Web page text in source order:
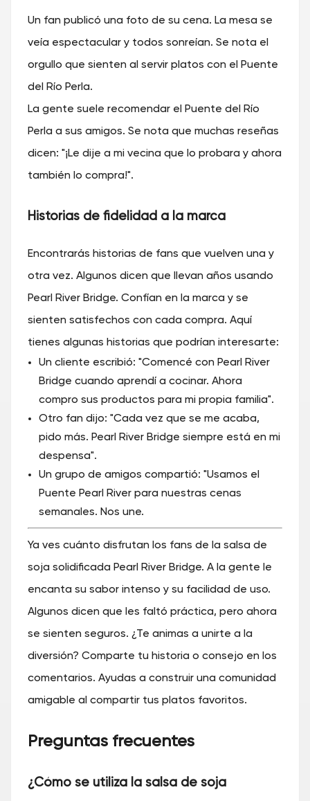
Un fan publicó una foto de su cena. La mesa se
veía espectacular y todos sonreían. Se nota el
orgullo que sienten al servir platos con el Puente
del Río Perla.
La gente suele recomendar el Puente del Río
Perla a sus amigos. Se nota que muchas reseñas
dicen: "¡Le dije a mi vecina que lo probara y ahora
también lo compra!".
Historias de fidelidad a la marca
Encontrarás historias de fans que vuelven una y
otra vez. Algunos dicen que llevan años usando
Pearl River Bridge. Confían en la marca y se
sienten satisfechos con cada compra. Aquí
tienes algunas historias que podrían interesarte:
Un cliente escribió: "Comencé con Pearl River
Bridge cuando aprendí a cocinar. Ahora
compro sus productos para mi propia familia".
Otro fan dijo: "Cada vez que se me acaba,
pido más. Pearl River Bridge siempre está en mi
despensa".
Un grupo de amigos compartió: "Usamos el
Puente Pearl River para nuestras cenas
semanales. Nos une.
Ya ves cuánto disfrutan los fans de la salsa de
soja solidificada Pearl River Bridge. A la gente le
encanta su sabor intenso y su facilidad de uso.
Algunos dicen que les faltó práctica, pero ahora
se sienten seguros. ¿Te animas a unirte a la
diversión? Comparte tu historia o consejo en los
comentarios. Ayudas a construir una comunidad
amigable al compartir tus platos favoritos.
Preguntas frecuentes
¿Cómo se utiliza la salsa de soja